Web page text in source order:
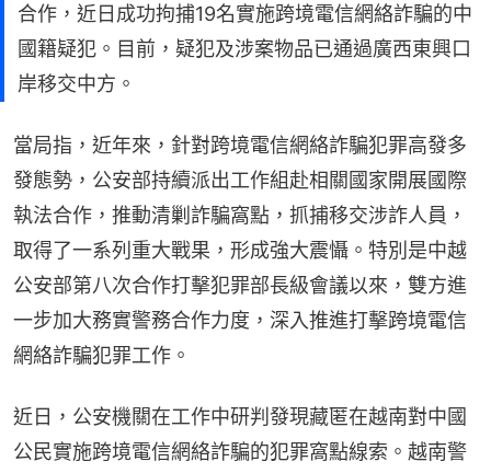
合作，近日成功拘捕19名實施跨境電信網絡詐騙的中
國籍疑犯。目前，疑犯及涉案物品已通過廣西東興口
岸移交中方。
當局指，近年來，針對跨境電信網絡詐騙犯罪高發多
發態勢，公安部持續派出工作組赴相關國家開展國際
執法合作，推動清剿詐騙窩點，抓捕移交涉詐人員，
取得了一系列重大戰果，形成強大震懾。特別是中越
公安部第八次合作打擊犯罪部長級會議以來，雙方進
一步加大務實警務合作力度，深入推進打擊跨境電信
網絡詐騙犯罪工作。
近日，公安機關在工作中研判發現藏匿在越南對中國
公民實施跨境電信網絡詐騙的犯罪窩點線索。越南警